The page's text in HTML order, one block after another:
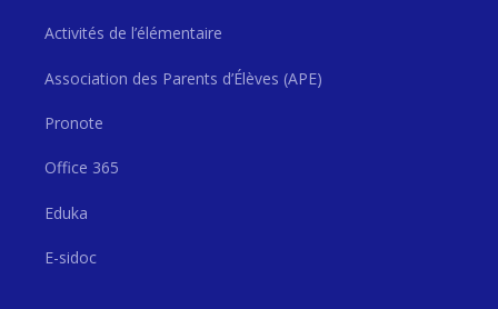
Activités de l’élémentaire
Association des Parents d’Élèves (APE)
Pronote
Office 365
Eduka
E-sidoc